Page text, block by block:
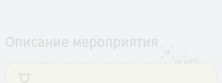
Описание мероприятия